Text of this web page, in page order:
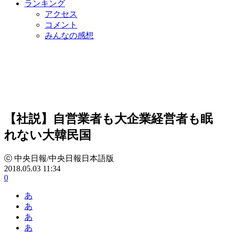
ランキング
アクセス
コメント
みんなの感想
【社説】自営業者も大企業経営者も眠
れない大韓民国
ⓒ 中央日報/中央日報日本語版
2018.05.03 11:34
0
あ
あ
あ
あ